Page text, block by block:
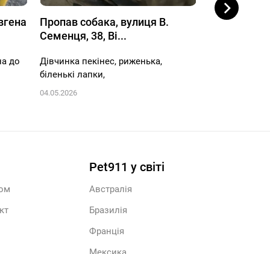
до
Пропав собака, вулиця В.
Семенця, 38, Ві...
Дівчинка пекінес, риженька,
біленькі лапки,
04.05.2026
Пропав
Pet911 у світі
Австралія
Бразилія
Франція